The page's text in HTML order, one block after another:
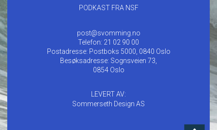
PODKAST FRA NSF
post@svomming.no
Telefon: 21 02 90 00
Postadresse: Postboks 5000, 0840 Oslo
Besøksadresse: Sognsveien 73,
0854 Oslo
LEVERT AV:
Sommerseth Design AS